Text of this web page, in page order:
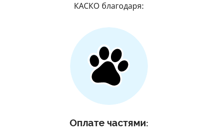
КАСКО благодаря:
Оплате частями: